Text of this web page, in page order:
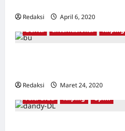
Redaksi April 6, 2020
Berita
Internasional Kliping
Redaksi Maret 24, 2020
Anti Orba
Kliping Opini